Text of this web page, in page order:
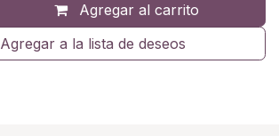
Agregar al carrito
Agregar a la lista de deseos